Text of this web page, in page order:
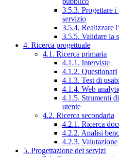
3.5.3. Progettare i
servizio
3.5.4. Realizzare
3.5.5. Validare la
4. Ricerca progettuale
4.1. Ricerca primaria
4.1.1. Interviste
4.1.2. Questionari
4.1.3. Test di
4.1.4. Web
4.1.5. Strumenti
utente
4.2. Ricerca secondaria
4.2.1. Ricerca
4.2.2. Analisi
4.2.3. Valutazione
5. Progettazione dei servizi